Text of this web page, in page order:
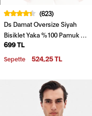
(623)
Ds Damat Oversize Siyah
Bisiklet Yaka %100 Pamuk T-
Shirt
699 TL
Sepette 524,25 TL